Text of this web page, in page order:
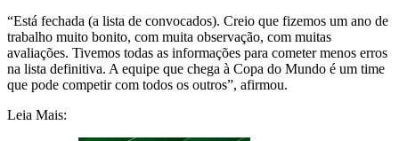
“Está fechada (a lista de convocados). Creio que fizemos um ano de
trabalho muito bonito, com muita observação, com muitas
avaliações. Tivemos todas as informações para cometer menos erros
na lista definitiva. A equipe que chega à Copa do Mundo é um time
que pode competir com todos os outros”, afirmou.
Leia Mais: